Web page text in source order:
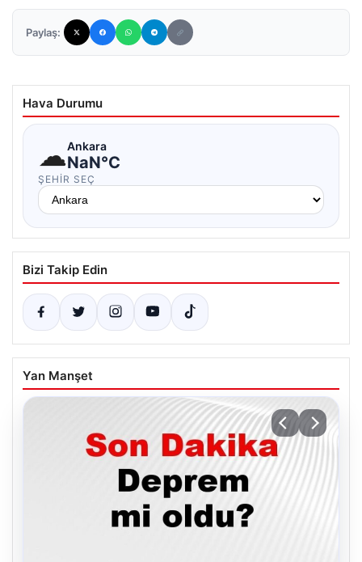
Paylaş:
Hava Durumu
☁Ankara
NaN°C
ŞEHIR SEÇ
Bizi Takip Edin
Yan Manşet